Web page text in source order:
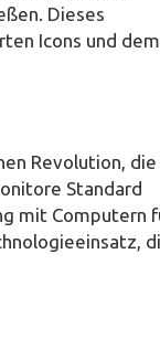
Dieses
Icons und dem
Revolution, die
Standard
mit Computern